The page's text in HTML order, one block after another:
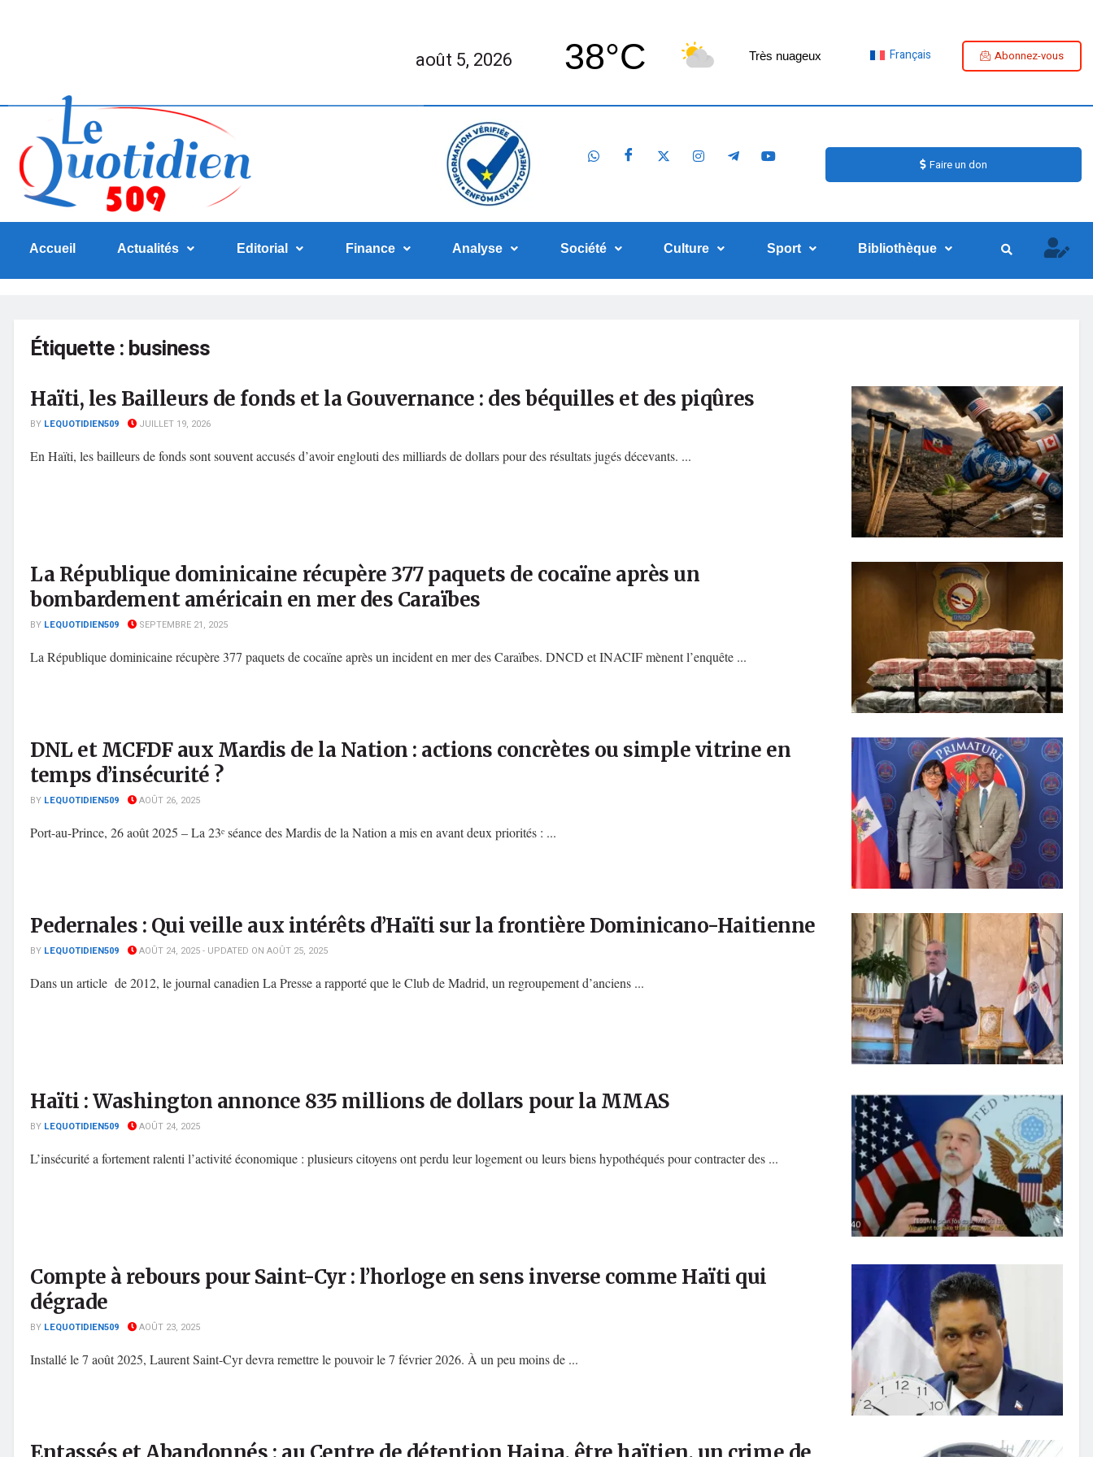
août 5, 2026 38°C Très nuageux Français Abonnez-vous
Faire un don
Accueil Actualités Editorial Finance Analyse Société Culture Sport Bibliothèque
Étiquette :business
Haïti, les Bailleurs de fonds et la Gouvernance : des béquilles et des piqûres
BY LEQUOTIDIEN509 JUILLET 19, 2026
En Haïti, les bailleurs de fonds sont souvent accusés d’avoir englouti des milliards de dollars pour des résultats jugés décevants. ...
La République dominicaine récupère 377 paquets de cocaïne après un
bombardement américain en mer des Caraïbes
BY LEQUOTIDIEN509 SEPTEMBRE 21, 2025
La République dominicaine récupère 377 paquets de cocaïne après un incident en mer des Caraïbes. DNCD et INACIF mènent l’enquête ...
DNL et MCFDF aux Mardis de la Nation : actions concrètes ou simple vitrine en
temps d’insécurité ?
BY LEQUOTIDIEN509 AOÛT 26, 2025
Port-au-Prince, 26 août 2025 – La 23ᵉ séance des Mardis de la Nation a mis en avant deux priorités : ...
Pedernales : Qui veille aux intérêts d’Haïti sur la frontière Dominicano-Haitienne
BY LEQUOTIDIEN509 AOÛT 24, 2025 - UPDATED ON AOÛT 25, 2025
Dans un article de 2012, le journal canadien La Presse a rapporté que le Club de Madrid, un regroupement d’anciens ...
Haïti : Washington annonce 835 millions de dollars pour la MMAS
BY LEQUOTIDIEN509 AOÛT 24, 2025
L’insécurité a fortement ralenti l’activité économique : plusieurs citoyens ont perdu leur logement ou leurs biens hypothéqués pour contracter des ...
Compte à rebours pour Saint-Cyr : l’horloge en sens inverse comme Haïti qui
dégrade
BY LEQUOTIDIEN509 AOÛT 23, 2025
Installé le 7 août 2025, Laurent Saint-Cyr devra remettre le pouvoir le 7 février 2026. À un peu moins de ...